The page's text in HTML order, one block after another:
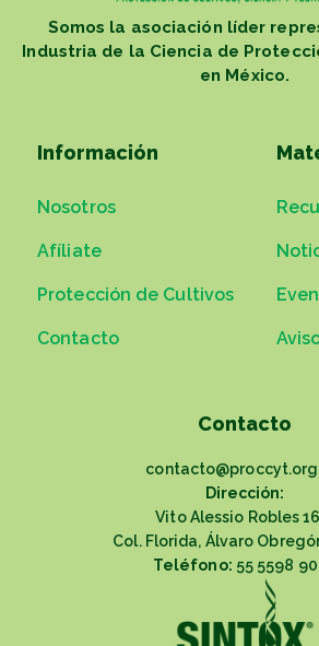
Somos la asociación líder
Industria de la Ciencia de
en México.
Información
Nosotros
Afíliate
Protección de Cultivos
Contacto
Contacto
Dirección:
Vito Alessio Robles
Col. Florida, Álvaro
Teléfono: 55 5598